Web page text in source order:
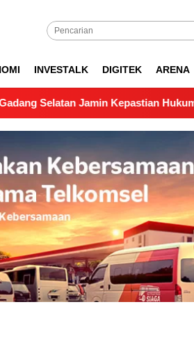
INVESTALK DIGITEK ARENA
Kepastian Hukum